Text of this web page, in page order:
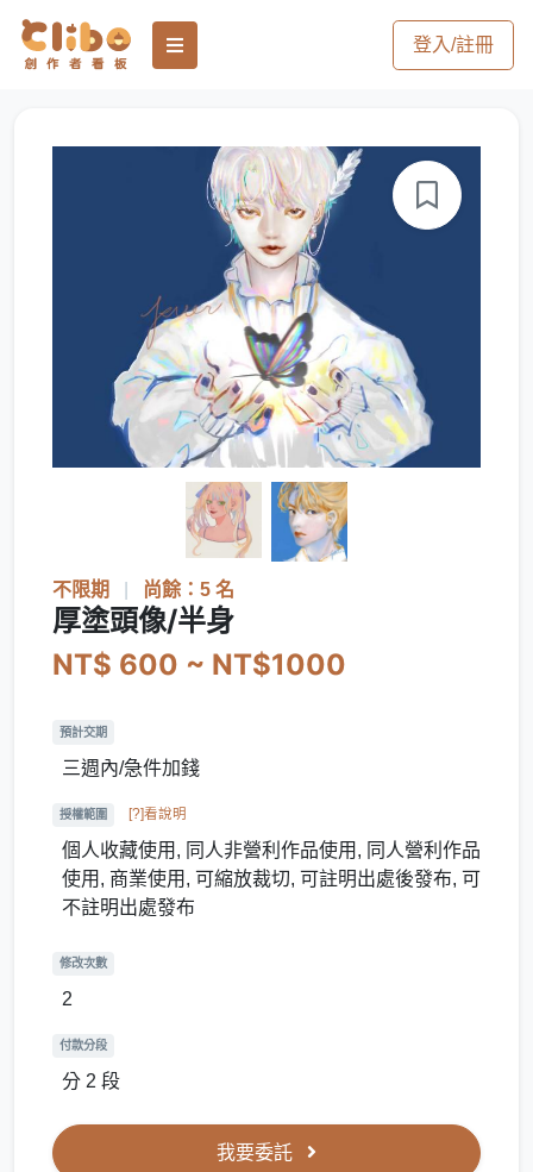
登入/註冊
不限期 尚餘：5 名
厚塗頭像/半身
NT$ 600 ~ NT$1000
預計交期
三週內/急件加錢
授權範圍 [?]看說明
個人收藏使用, 同人非營利作品使用, 同人營利作品
使用, 商業使用, 可縮放裁切, 可註明出處後發布, 可
不註明出處發布
修改次數
2
付款分段
分 2 段
我要委託